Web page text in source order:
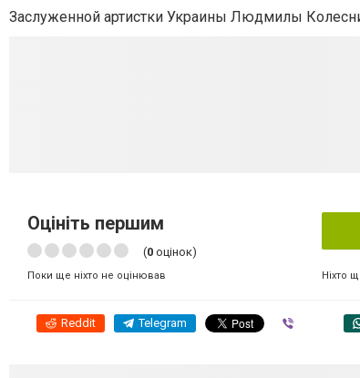
Заслуженной артистки Украины Людмилы
Оцініть першим
(0 оцінок)
Поки ще ніхто не оцінював Ніхто
Reddit Telegram